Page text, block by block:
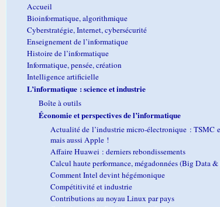
Accueil
Bioinformatique, algorithmique
Cyberstratégie, Internet, cybersécurité
Enseignement de l’informatique
Histoire de l’informatique
Informatique, pensée, création
Intelligence artificielle
L’informatique : science et industrie
Boîte à outils
Économie et perspectives de l’informatique
Actualité de l’industrie micro-électronique : TSMC
mais aussi Apple !
Affaire Huawei : derniers rebondissements
Calcul haute performance, mégadonnées (Big Data
Comment Intel devint hégémonique
Compétitivité et industrie
Contributions au noyau Linux par pays